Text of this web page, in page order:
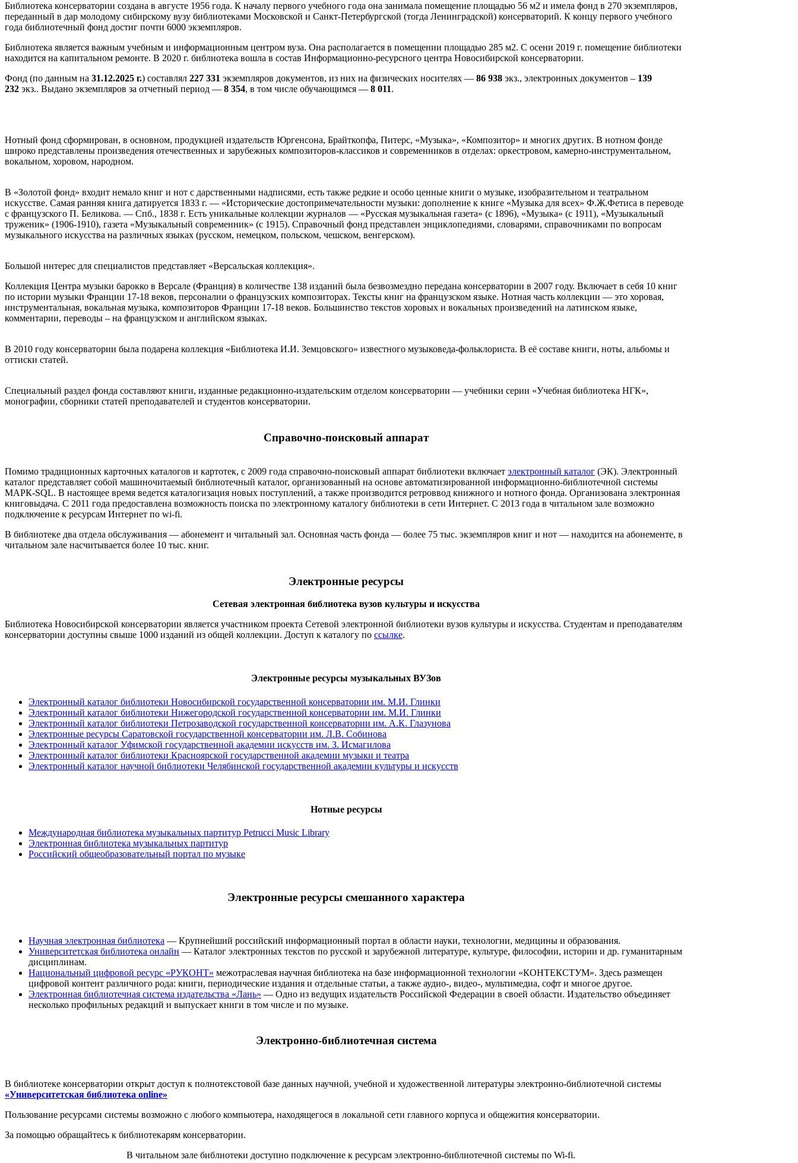
Библиотека консерватории создана в августе 1956 года. К началу первого учебного года она занимала помещение площадью 56 м2 и имела фонд в 270 экземпляров,
переданный в дар молодому сибирскому вузу библиотеками Московской и Санкт-Петербургской (тогда Ленинградской) консерваторий. К концу первого учебного
года библиотечный фонд достиг почти 6000 экземпляров.
Библиотека является важным учебным и информационным центром вуза. Она располагается в помещении площадью 285 м2. С осени 2019 г. помещение библиотеки
находится на капитальном ремонте. В 2020 г. библиотека вошла в состав Информационно-ресурсного центра Новосибирской консерватории.
Фонд (по данным на 31.12.2025 г.) составлял 227 331 экземпляров документов, из них на физических носителях — 86 938 экз., электронных документов – 139
232 экз.. Выдано экземпляров за отчетный период — 8 354, в том числе обучающимся — 8 011.
Нотный фонд сформирован, в основном, продукцией издательств Юргенсона, Брайткопфа, Питерс, «Музыка», «Композитор» и многих других. В нотном фонде
широко представлены произведения отечественных и зарубежных композиторов-классиков и современников в отделах: оркестровом, камерно-инструментальном,
вокальном, хоровом, народном.
В «Золотой фонд» входит немало книг и нот с дарственными надписями, есть также редкие и особо ценные книги о музыке, изобразительном и театральном
искусстве. Самая ранняя книга датируется 1833 г. — «Исторические достопримечательности музыки: дополнение к книге «Музыка для всех» Ф.Ж.Фетиса в переводе
с французского П. Беликова. — Спб., 1838 г. Есть уникальные коллекции журналов — «Русская музыкальная газета» (с 1896), «Музыка» (с 1911), «Музыкальный
труженик» (1906-1910), газета «Музыкальный современник» (с 1915). Справочный фонд представлен энциклопедиями, словарями, справочниками по вопросам
музыкального искусства на различных языках (русском, немецком, польском, чешском, венгерском).
Большой интерес для специалистов представляет «Версальская коллекция».
Коллекция Центра музыки барокко в Версале (Франция) в количестве 138 изданий была безвозмездно передана консерватории в 2007 году. Включает в себя 10 книг
по истории музыки Франции 17-18 веков, персоналии о французских композиторах. Тексты книг на французском языке. Нотная часть коллекции — это хоровая,
инструментальная, вокальная музыка, композиторов Франции 17-18 веков. Большинство текстов хоровых и вокальных произведений на латинском языке,
комментарии, переводы – на французском и английском языках.
В 2010 году консерватории была подарена коллекция «Библиотека И.И. Земцовского» известного музыковеда-фольклориста. В её составе книги, ноты, альбомы и
оттиски статей.
Специальный раздел фонда составляют книги, изданные редакционно-издательским отделом консерватории — учебники серии «Учебная библиотека НГК»,
монографии, сборники статей преподавателей и студентов консерватории.
Справочно-поисковый аппарат
Помимо традиционных карточных каталогов и картотек, с 2009 года справочно-поисковый аппарат библиотеки включает электронный каталог (ЭК). Электронный
каталог представляет собой машиночитаемый библиотечный каталог, организованный на основе автоматизированной информационно-библиотечной системы
МАРК-SQL. В настоящее время ведется каталогизация новых поступлений, а также производится ретроввод книжного и нотного фонда. Организована электронная
книговыдача. С 2011 года предоставлена возможность поиска по электронному каталогу библиотеки в сети Интернет. С 2013 года в читальном зале возможно
подключение к ресурсам Интернет по wi-fi.
В библиотеке два отдела обслуживания — абонемент и читальный зал. Основная часть фонда — более 75 тыс. экземпляров книг и нот — находится на абонементе, в
читальном зале насчитывается более 10 тыс. книг.
Электронные ресурсы
Сетевая электронная библиотека вузов культуры и искусства
Библиотека Новосибирской консерватории является участником проекта Сетевой электронной библиотеки вузов культуры и искусства. Студентам и преподавателям
консерватории доступны свыше 1000 изданий из общей коллекции. Доступ к каталогу по ссылке.
Электронные ресурсы музыкальных ВУЗов
Электронный каталог библиотеки Новосибирской государственной консерватории им. М.И. Глинки
Электронный каталог библиотеки Нижегородской государственной консерватории им. М.И. Глинки
Электронный каталог библиотеки Петрозаводской государственной консерватории им. А.К. Глазунова
Электронные ресурсы Саратовской государственной консерватории им. Л.В. Собинова
Электронный каталог Уфимской государственной академии искусств им. З. Исмагилова
Электронный каталог библиотеки Красноярской государственной академии музыки и театра
Электронный каталог научной библиотеки Челябинской государственной академии культуры и искусств
Нотные ресурсы
Международная библиотека музыкальных партитур Petrucci Music Library
Электронная библиотека музыкальных партитур
Российский общеобразовательный портал по музыке
Электронные ресурсы смешанного характера
Научная электронная библиотека — Крупнейший российский информационный портал в области науки, технологии, медицины и образования.
Университетская библиотека онлайн — Каталог электронных текстов по русской и зарубежной литературе, культуре, философии, истории и др. гуманитарным
дисциплинам.
Национальный цифровой ресурс «РУКОНТ» межотраслевая научная библиотека на базе информационной технологии «КОНТЕКСТУМ». Здесь размещен
цифровой контент различного рода: книги, периодические издания и отдельные статьи, а также аудио-, видео-, мультимедиа, софт и многое другое.
Электронная библиотечная система издательства «Лань» — Одно из ведущих издательств Российской Федерации в своей области. Издательство объединяет
несколько профильных редакций и выпускает книги в том числе и по музыке.
Электронно-библиотечная система
В библиотеке консерватории открыт доступ к полнотекстовой базе данных научной, учебной и художественной литературы электронно-библиотечной системы
«Университетская библиотека online»
Пользование ресурсами системы возможно с любого компьютера, находящегося в локальной сети главного корпуса и общежития консерватории.
За помощью обращайтесь к библиотекарям консерватории.
В читальном зале библиотеки доступно подключение к ресурсам электронно-библиотечной системы по Wi-fi.